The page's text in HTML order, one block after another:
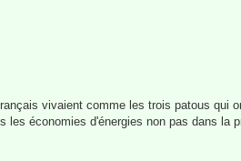
vivaient comme les trois patous qui
économies d'énergies non pas dans la